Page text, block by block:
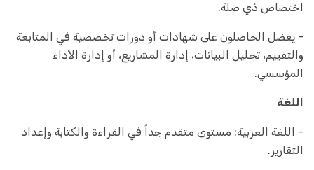
اختصاص ذي صلة.
- يفضل الحاصلون على شهادات أو دورات تخصصية في المتابعة
والتقييم، تحليل البيانات، إدارة المشاريع، أو إدارة الأداء
المؤسسي.
اللغة
- اللغة العربية: مستوى متقدم جداً في القراءة والكتابة وإعداد
التقارير.